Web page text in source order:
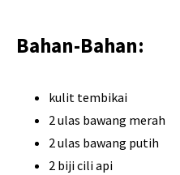
Bahan-Bahan:
kulit tembikai
2 ulas bawang merah
2 ulas bawang putih
2 biji cili api